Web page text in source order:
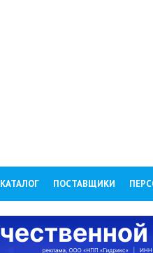
КАТАЛОГ ПОСТАВЩИКИ